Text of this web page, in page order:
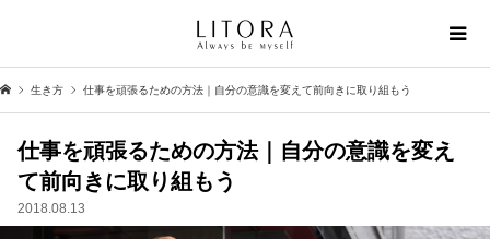
生き方 仕事を頑張るための方法｜自分の意識を変えて前向きに取り組もう
仕事を頑張るための方法｜自分の意識を変え
て前向きに取り組もう
2018.08.13